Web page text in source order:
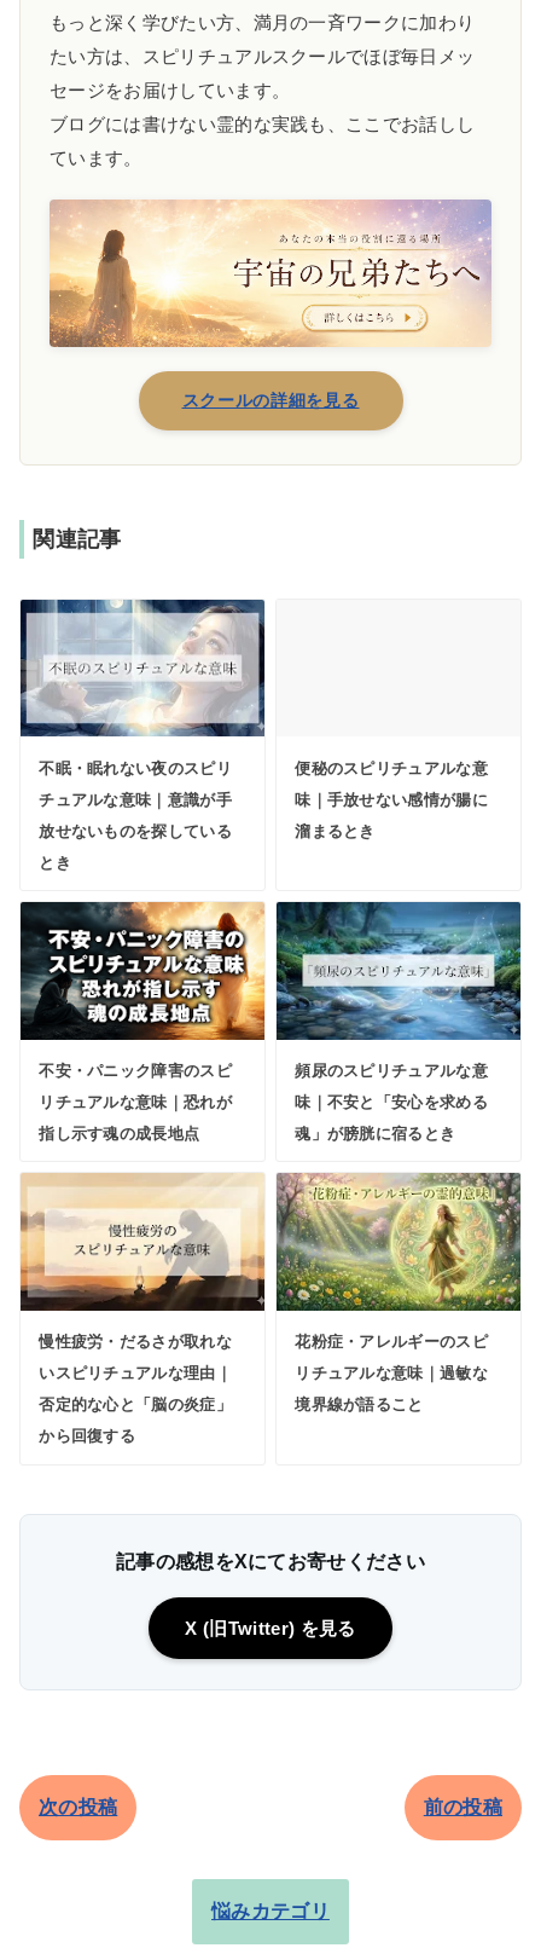
もっと深く学びたい方、満月の一斉ワークに加わり
たい方は、スピリチュアルスクールでほぼ毎日メッ
セージをお届けしています。
ブログには書けない霊的な実践も、ここでお話しし
ています。
スクールの詳細を見る
関連記事
不眠・眠れない夜のスピリ
チュアルな意味｜意識が手
放せないものを探している
とき
便秘のスピリチュアルな意
味｜手放せない感情が腸に
溜まるとき
不安・パニック障害のスピ
リチュアルな意味｜恐れが
指し示す魂の成長地点
頻尿のスピリチュアルな意
味｜不安と「安心を求める
魂」が膀胱に宿るとき
慢性疲労・だるさが取れな
いスピリチュアルな理由｜
否定的な心と「脳の炎症」
から回復する
花粉症・アレルギーのスピ
リチュアルな意味｜過敏な
境界線が語ること
記事の感想をXにてお寄せください
X (旧Twitter) を見る
次の投稿 前の投稿
悩みカテゴリ